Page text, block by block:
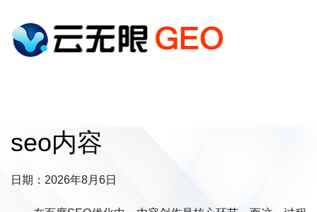
seo内容
日期：2026年8月6日